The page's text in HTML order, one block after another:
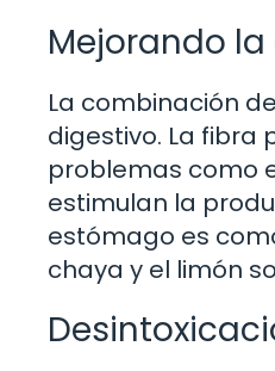
Mejorando
La combinación
digestivo. La fibra
problemas como
estimulan la
estómago es
chaya y el limón